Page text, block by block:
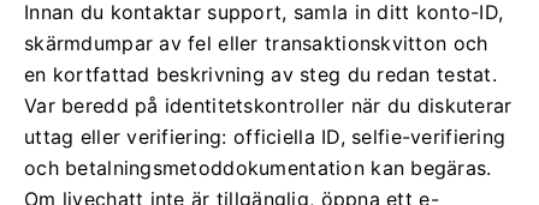
Innan du kontaktar support, samla in ditt konto-ID,
skärmdumpar av fel eller transaktionskvitton och
en kortfattad beskrivning av steg du redan testat.
Var beredd på identitetskontroller när du diskuterar
uttag eller verifiering: officiella ID, selfie-verifiering
och betalningsmetoddokumentation kan begäras.
Om livechatt inte är tillgänglig, öppna ett e-